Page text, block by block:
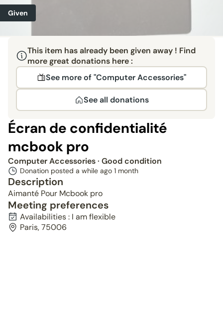
Given
This item has already been given away ! Find
more great donations here :
See more of "Computer Accessories"
See all donations
Écran de confidentialité
mcbook pro
Computer Accessories· Good condition
Donation posted a while ago 1 month
Description
Aimanté Pour Mcbook pro
Meeting preferences
Availabilities : I am flexible
Paris, 75006